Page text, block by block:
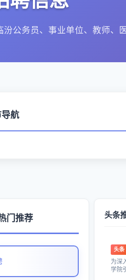
汾公务员、事业单位、教师、
导航
门推荐 头条
头条
为深
学院